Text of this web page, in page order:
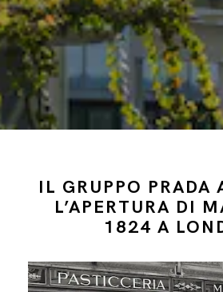
IL GRUPPO PRADA
L’APERTURA DI
1824 A